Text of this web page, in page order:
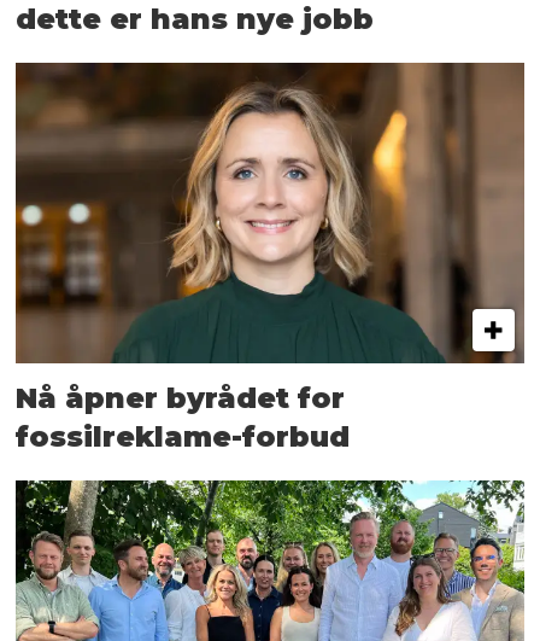
dette er hans nye jobb
Nå åpner byrådet for
fossilreklame-forbud